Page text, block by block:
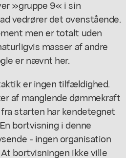
»gruppe 9« i sin
vedrører det ovenstående.
men er totalt uden
masser af andre
er nævnt her.
er ingen tilfældighed.
af manglende dømmekraft
starten har kendetegnet
bortvisning i denne
- ingen organisation
bortvisningen ikke ville